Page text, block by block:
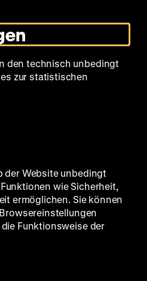
in
zum
Deutschen
Historischen
in
Leichter
Museum
den technisch unbedingt
zur statistischen
der Website unbedingt
wie Sicherheit,
ermöglichen. Sie können
Funktionsweise der